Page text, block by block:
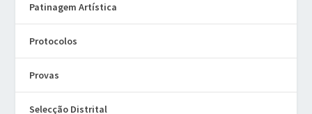
Patinagem Artística
Protocolos
Provas
Selecção Distrital